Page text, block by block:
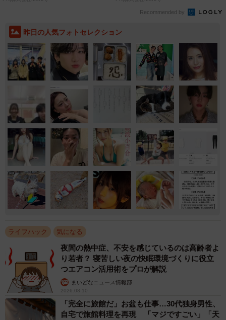
Recommended by
昨日の人気フォトセレクション
ライフハック 気になる
夜間の熱中症、不安を感じているのは高齢者よ
り若者？ 寝苦しい夜の快眠環境づくりに役立
つエアコン活用術をプロが解説
まいどなニュース情報部
2026.08.10
「完全に旅館だ」お盆も仕事…30代独身男性、
自宅で旅館料理を再現 「マジですごい」「天